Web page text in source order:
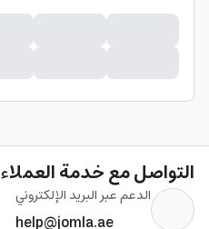
التواصل مع خدمة العملاء
الدعم عبر البريد الإلكتروني
help@jomla.ae